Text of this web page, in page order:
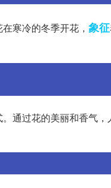
寒冷的冬季开花， 象征
通过花的美丽和香气